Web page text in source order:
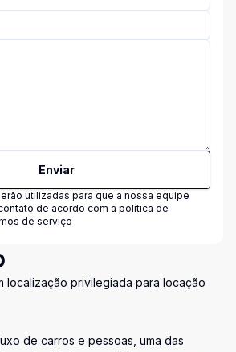
Enviar
utilizadas para que a nossa equipe
de acordo com a política de
de serviço
localização privilegiada para locação
de carros e pessoas, uma das